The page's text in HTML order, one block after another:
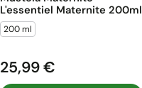
L'essentiel Maternite 200ml
200 ml
Prix
25,99 €